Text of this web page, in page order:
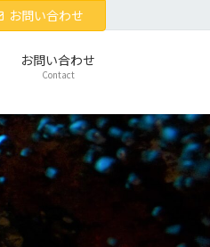
お問い合わせ
お問い合わせ
Contact